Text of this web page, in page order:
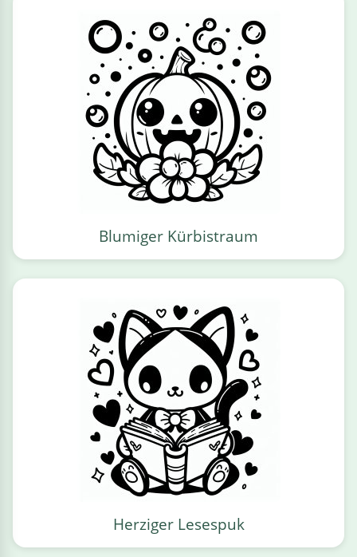
Blumiger Kürbistraum
Herziger Lesespuk